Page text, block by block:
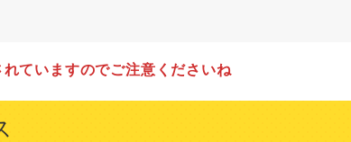
ていますのでご注意くださいね